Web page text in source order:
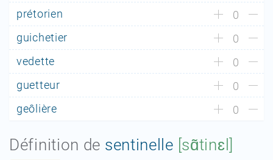
prétorien
0
guichetier
0
vedette
0
guetteur
0
geôlière
0
Définition de sentinelle [sɑ̃tinɛl]